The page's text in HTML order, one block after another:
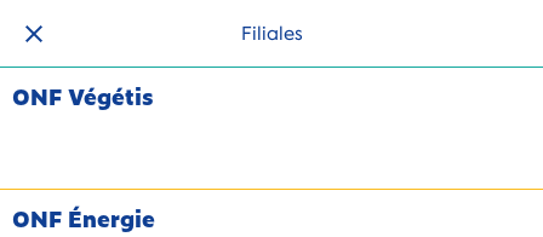
Filiales
ONF Végétis
ONF Énergie